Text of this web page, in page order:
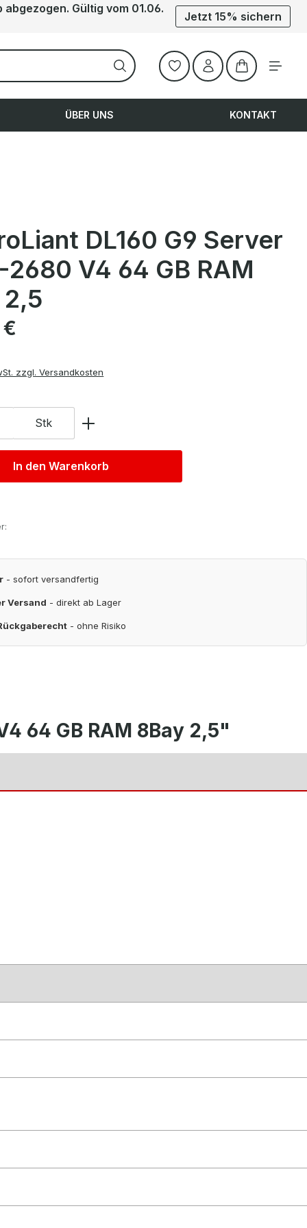
Gültig vom 01.06.
Jetzt 15% sichern
Warenkorb
ÜBER UNS KONTAKT
DL160 G9 Server
2680 V4 64 GB RAM
€
zzgl. Versandkosten
Stk
In den Warenkorb
- sofort versandfertig
Versand - direkt ab Lager
- ohne Risiko
64 GB RAM 8Bay 2,5"